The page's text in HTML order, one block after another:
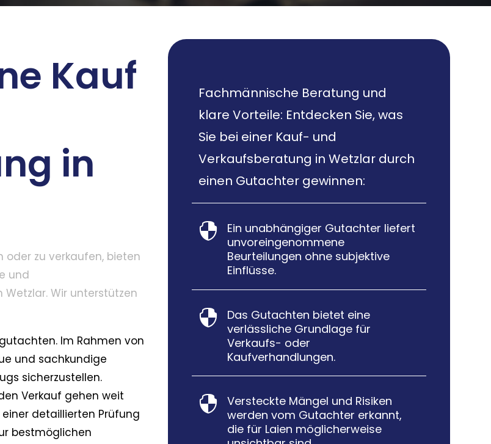
Kauf
in
oder zu verkaufen, bieten
und
Wir unterstützen
Im Rahmen von
und sachkundige
sicherzustellen.
Verkauf gehen weit
detaillierten Prüfung
bestmöglichen
Fachmännische Beratung und
klare Vorteile: Entdecken Sie, was
Sie bei einer Kauf- und
Verkaufsberatung in Wetzlar durch
einen Gutachter gewinnen:

Ein unabhängiger Gutachter liefert
unvoreingenommene
Beurteilungen ohne subjektive
Einflüsse.

Das Gutachten bietet eine
verlässliche Grundlage für
Verkaufs- oder
Kaufverhandlungen.

Versteckte Mängel und Risiken
werden vom Gutachter erkannt,
die für Laien möglicherweise